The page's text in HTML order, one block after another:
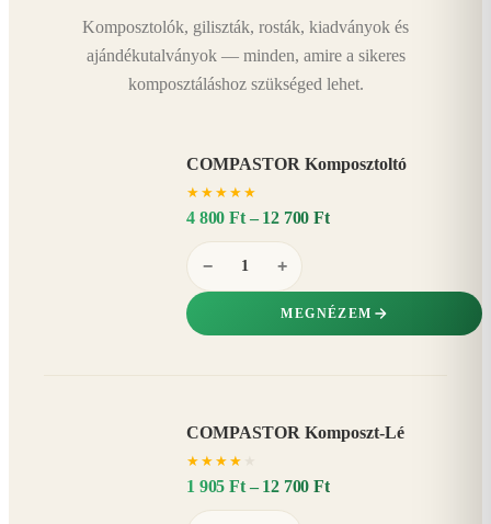
Komposztolók, giliszták, rosták, kiadványok és
ajándékutalványok — minden, amire a sikeres
komposztáláshoz szükséged lehet.
COMPASTOR Komposztoltó
★ ★ ★ ★ ★
4 800 Ft – 12 700 Ft
− +
MEGNÉZEM
COMPASTOR Komposzt-Lé
★ ★ ★ ★
1 905 Ft – 12 700 Ft